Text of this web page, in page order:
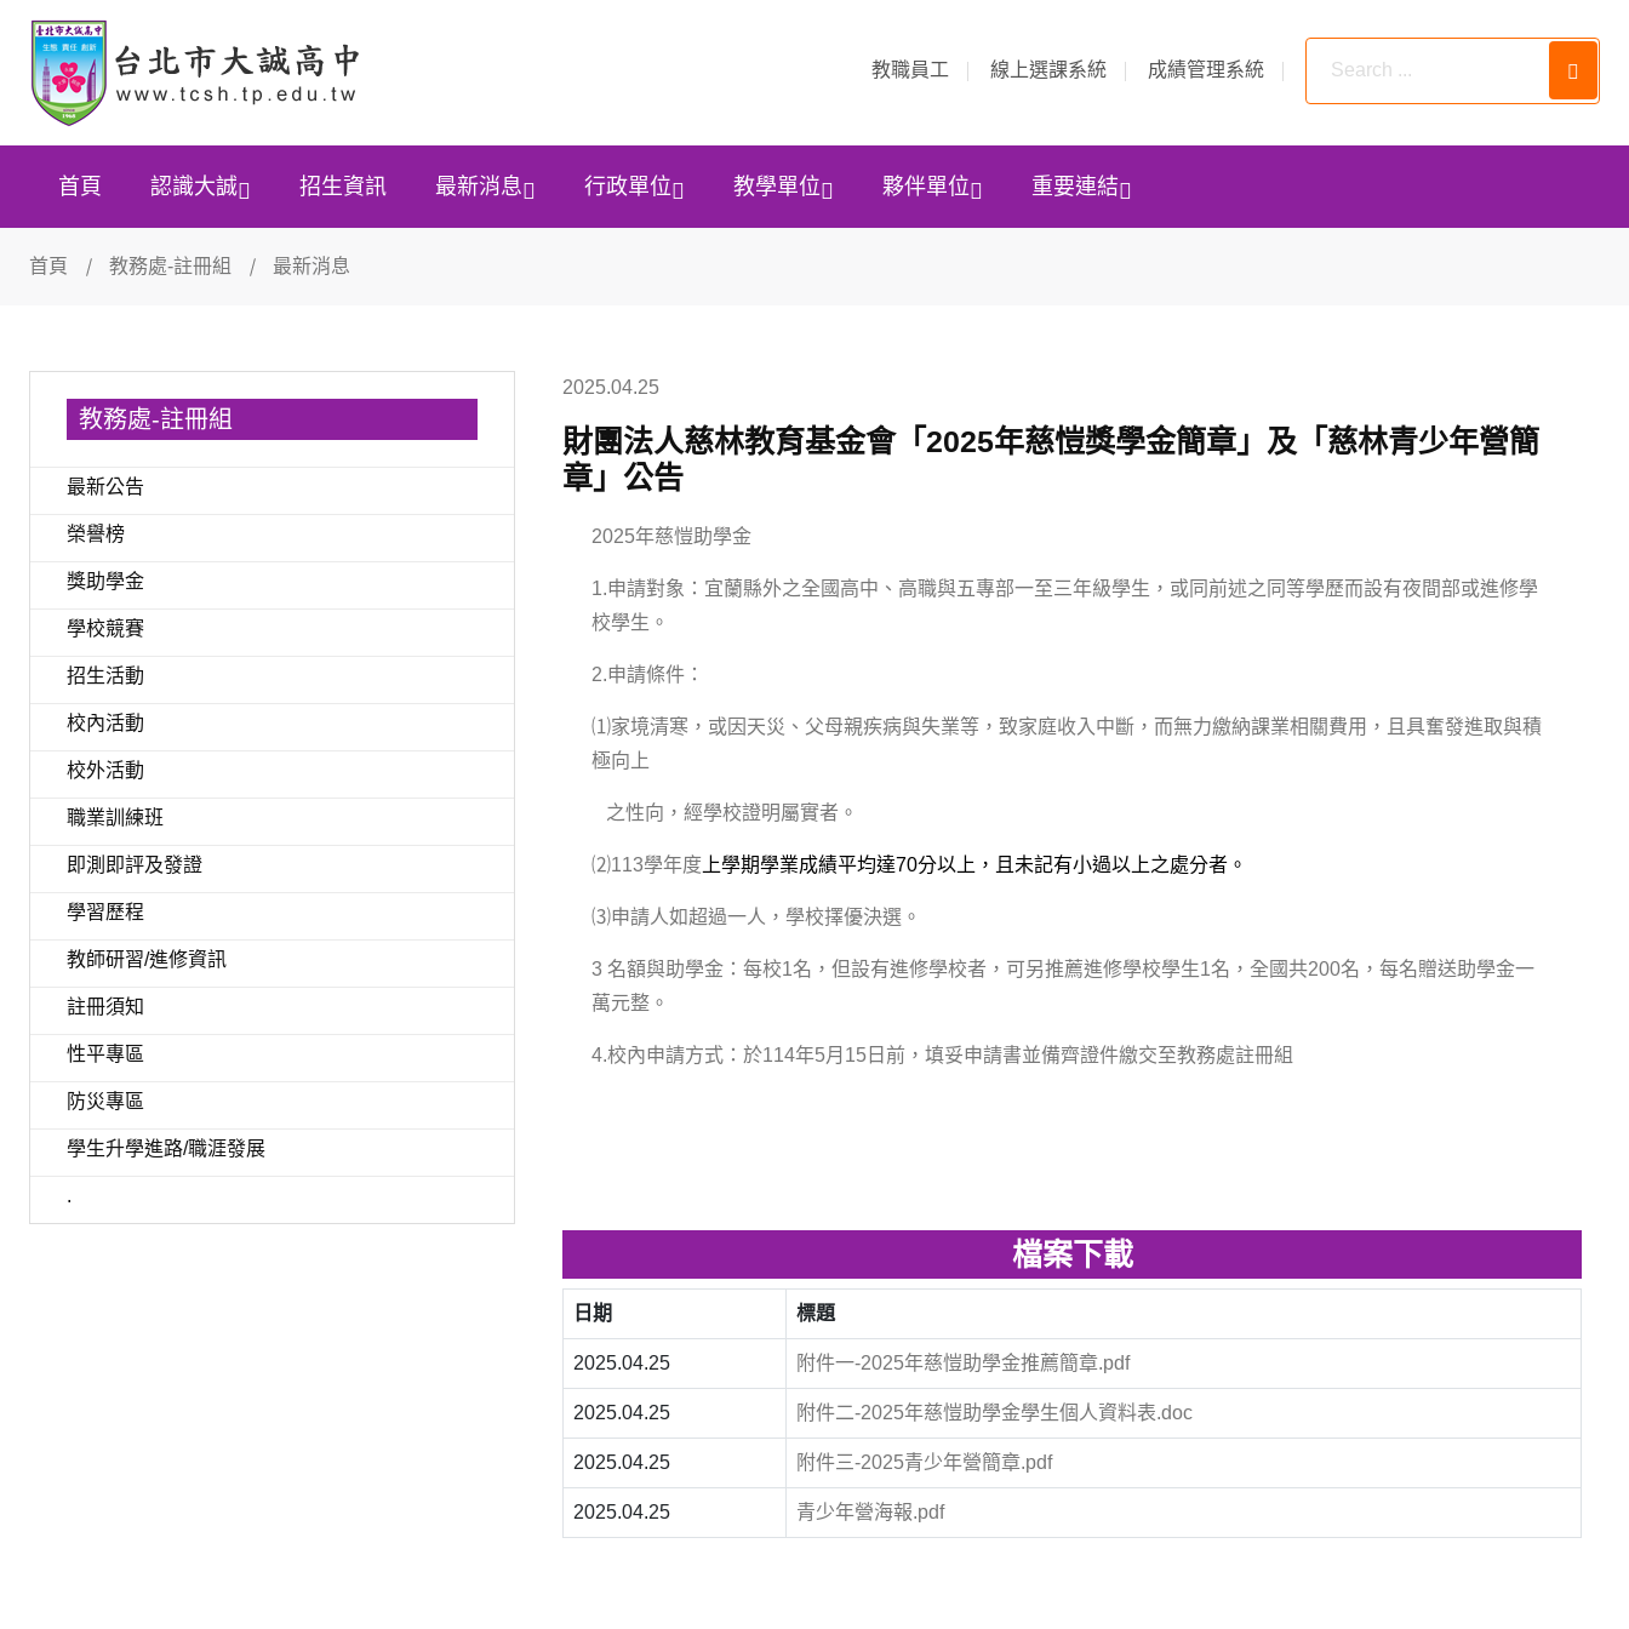
教職員工 線上選課系統 成績管理系統
首頁 認識大誠 招生資訊 最新消息 行政單位 教學單位 夥伴單位 重要連結
首頁 教務處-註冊組 最新消息
教務處-註冊組
最新公告
榮譽榜
獎助學金
學校競賽
招生活動
校內活動
校外活動
職業訓練班
即測即評及發證
學習歷程
教師研習/進修資訊
註冊須知
性平專區
防災專區
學生升學進路/職涯發展
.
2025.04.25
財團法人慈林教育基金會「2025年慈愷獎學金簡章」及「慈林青少年營簡
章」公告
2025年慈愷助學金
1.申請對象：宜蘭縣外之全國高中、高職與五專部一至三年級學生，或同前述之同等學歷而設有夜間部或進修學
校學生。
2.申請條件：
⑴家境清寒，或因天災、父母親疾病與失業等，致家庭收入中斷，而無力繳納課業相關費用，且具奮發進取與積
極向上
之性向，經學校證明屬實者。
⑵113學年度 上學期學業成績平均達70分以上，且未記有小過以上之處分者。
⑶申請人如超過一人，學校擇優決選。
3 名額與助學金：每校1名，但設有進修學校者，可另推薦進修學校學生1名，全國共200名，每名贈送助學金一
萬元整。
4.校內申請方式：於114年5月15日前，填妥申請書並備齊證件繳交至教務處註冊組
檔案下載
日期 標題
2025.04.25 附件一-2025年慈愷助學金推薦簡章.pdf
2025.04.25 附件二-2025年慈愷助學金學生個人資料表.doc
2025.04.25 附件三-2025青少年營簡章.pdf
2025.04.25 青少年營海報.pdf